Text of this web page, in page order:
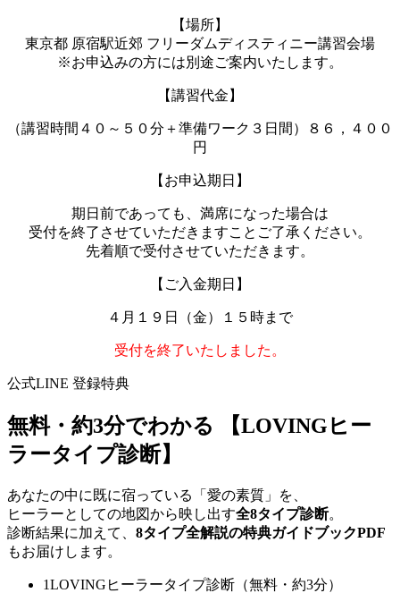
【場所】
東京都 原宿駅近郊 フリーダムディスティニー講習会場
※お申込みの方には別途ご案内いたします。
【講習代金】
（講習時間４０～５０分＋準備ワーク３日間）８６，４００
円
【お申込期日】
期日前であっても、満席になった場合は
受付を終了させていただきますことご了承ください。
先着順で受付させていただきます。
【ご入金期日】
４月１９日（金）１５時まで
受付を終了いたしました。
公式LINE 登録特典
無料・約3分でわかる
【LOVINGヒー
ラータイプ診断】
あなたの中に既に宿っている「愛の素質」を、
ヒーラーとしての地図から映し出す全8タイプ診断。
診断結果に加えて、 8タイプ全解説の特典ガイドブックPDF
もお届けします。
1LOVINGヒーラータイプ診断（無料・約3分）